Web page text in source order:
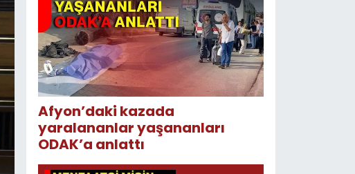
Afyon’daki kazada
yaralananlar yaşananları
ODAK’a anlattı